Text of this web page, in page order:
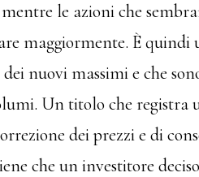
le azioni che
maggiormente. È quindi
nuovi massimi e che
Un titolo che registra
dei prezzi e di
che un investitore